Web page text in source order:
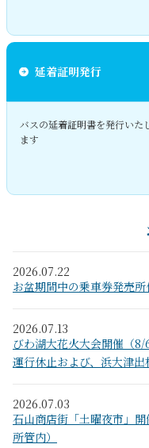
延着証明発⾏
バスの延着証明書を発⾏いた
ます
2026.07.22
お盆期間中の乗車券発売
2026.07.13
びわ湖大花火大会開催（
運行休止および、浜大津
2026.07.03
石山商店街「土曜夜市」
所管内）